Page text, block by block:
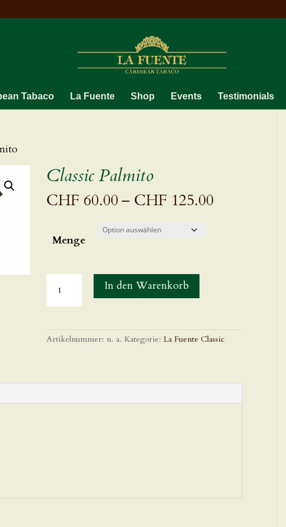
Tabaco La Fuente Shop Events Testimonials
Classic Palmito
CHF 60.00– CHF 125.00Preisspanne:
Menge
In den Warenkorb
Artikelnummer: n. a. Kategorie:La Fuente Classic